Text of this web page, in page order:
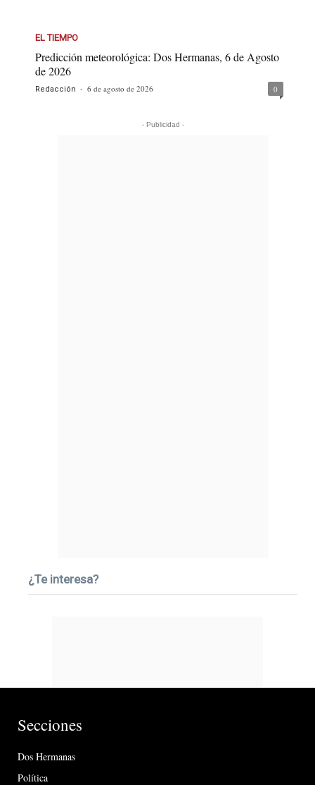
EL TIEMPO
Predicción meteorológica: Dos Hermanas, 6 de Agosto
de 2026
Redacción - 6 de agosto de 2026 0
- Publicidad -
¿Te interesa?
Secciones
Dos Hermanas
Política